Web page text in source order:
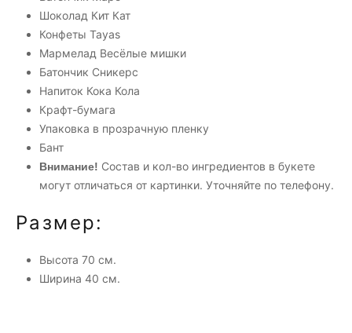
Шоколад Кит Кат
Конфеты Tayas
Мармелад Весёлые мишки
Батончик Сникерс
Напиток Кока Кола
Крафт-бумага
Упаковка в прозрачную пленку
Бант
Внимание! Состав и кол-во ингредиентов в букете
могут отличаться от картинки. Уточняйте по телефону.
Размер:
Высота 70 см.
Ширина 40 см.